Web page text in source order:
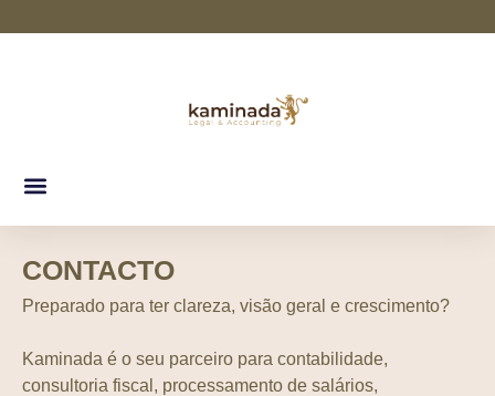
CONTACTO
Preparado para ter clareza, visão geral e crescimento?
Kaminada é o seu parceiro para contabilidade,
consultoria fiscal, processamento de salários,